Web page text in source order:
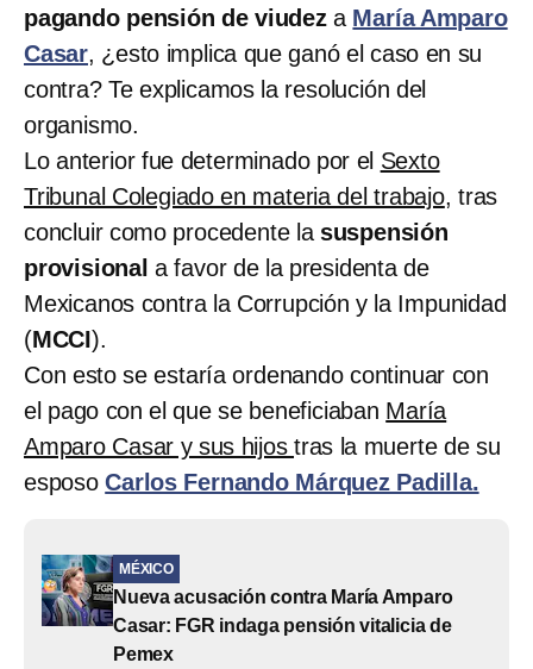
pagando pensión de viudeza María Amparo
Casar, ¿esto implica que ganó el caso en su
contra? Te explicamos la resolución del
organismo.
Lo anterior fue determinado por el Sexto
Tribunal Colegiado en materia del trabajo, tras
concluir como procedente la suspensión
provisionala favor de la presidenta de
Mexicanos contra la Corrupción y la Impunidad
(MCCI).
Con esto se estaría ordenando continuar con
el pago con el que se beneficiaban María
Amparo Casar y sus hijostras la muerte de su
esposoCarlos Fernando Márquez Padilla.
MÉXICO
Nueva acusación contra María Amparo
Casar: FGR indaga pensión vitalicia de
Pemex